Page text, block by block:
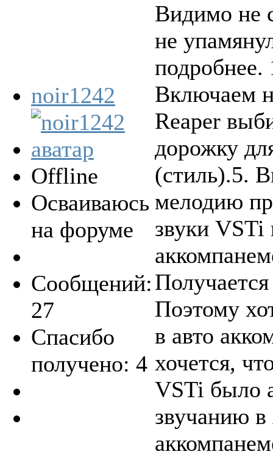
noir1242
Offline
Осваиваюсь
на форуме
Сообщений:
27
Спасибо
получено: 4
Видимо не
не
Включаем
Reaper
дорожку
(стиль).5.
мелодию
звуки VSTi
Поэтому
в авто
хочется,
VSTi было
звучанию в